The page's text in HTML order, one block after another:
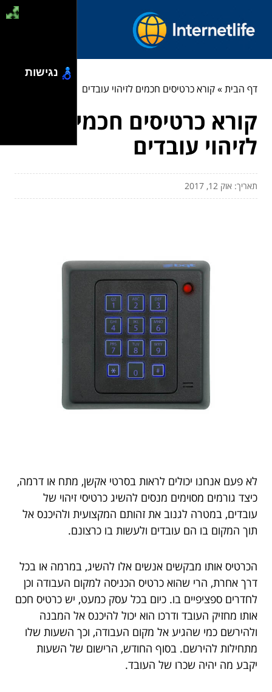
דף הבית»קורא כרטיסים חכמים לזיהוי עובדים
קורא כרטיסים חכמים
לזיהוי עובדים
תאריך: אוק 12, 2017
לא פעם אנחנו יכולים לראות בסרטי אקשן, מתח או דרמה,
כיצד גורמים מסוימים מנסים להשיג כרטיסי זיהוי של
עובדים, במטרה לגנוב את זהותם המקצועית ולהיכנס אל
תוך המקום בו הם עובדים ולעשות בו כרצונם.
הכרטיס אותו מבקשים אנשים אלו להשיג, במרמה או בכל
דרך אחרת, הרי שהוא כרטיס הכניסה למקום העבודה וכן
לחדרים ספציפיים בו. כיום בכל עסק כמעט, יש כרטיס חכם
אותו מחזיק העובד ודרכו הוא יכול להיכנס אל המבנה
ולהירשם כמי שהגיע אל מקום העבודה, וכך השעות שלו
מתחילות להירשם. בסוף החודש, הרישום של השעות
יקבע מה יהיה שכרו של העובד.
נגישות